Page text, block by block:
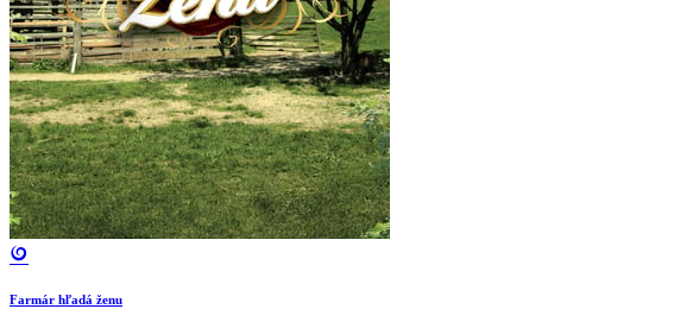
Farmár hľadá ženu